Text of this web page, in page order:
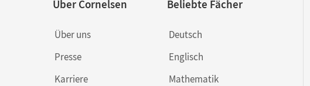
Über Cornelsen
Über uns
Presse
Karriere
Beliebte Fächer
Deutsch
Englisch
Mathematik